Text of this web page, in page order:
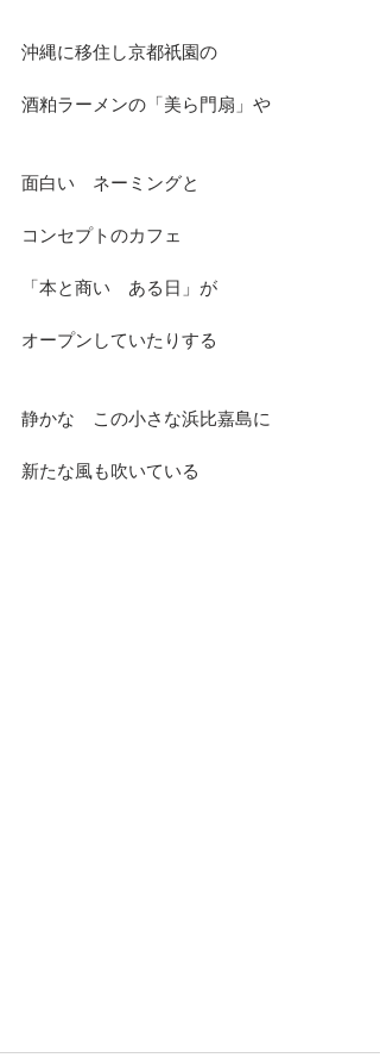
沖縄に移住し京都祇園の
酒粕ラーメンの「美ら門扇」や
面白い　ネーミングと
コンセプトのカフェ
「本と商い　ある日」が
オープンしていたりする
静かな　この小さな浜比嘉島に
新たな風も吹いている